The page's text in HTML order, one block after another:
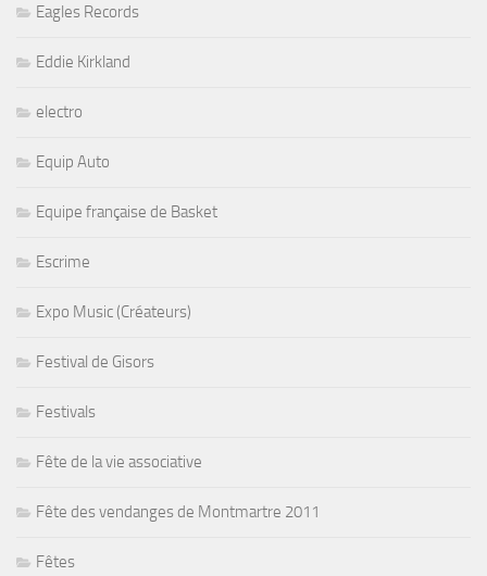
Eagles Records
Eddie Kirkland
electro
Equip Auto
Equipe française de Basket
Escrime
Expo Music (Créateurs)
Festival de Gisors
Festivals
Fête de la vie associative
Fête des vendanges de Montmartre 2011
Fêtes